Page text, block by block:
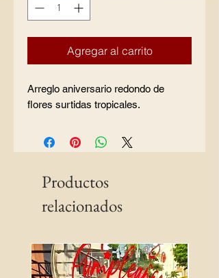
Agregar al carrito
Arreglo aniversario redondo de
flores surtidas tropicales.
Productos
relacionados